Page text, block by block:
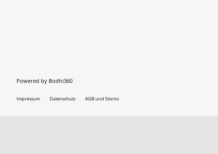
Powered by Bodhi360
Impressum Datenschutz AGB und Storno